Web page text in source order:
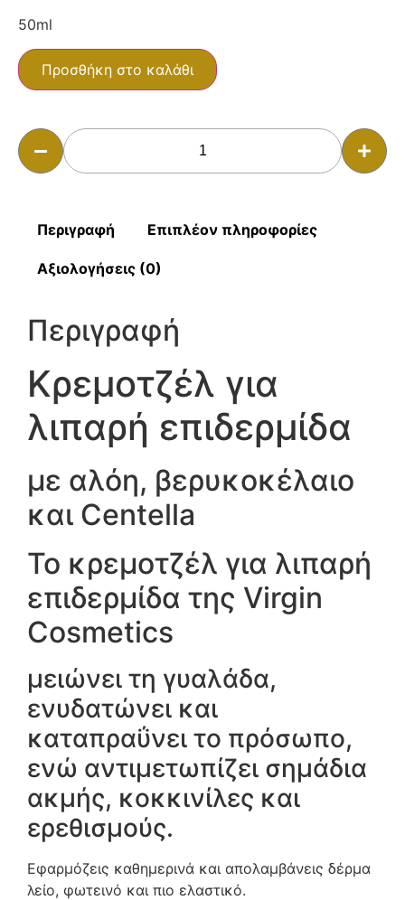
50ml
Προσθήκη στο καλάθι
Περιγραφή Επιπλέον πληροφορίες
Αξιολογήσεις (0)
Περιγραφή
Κρεμοτζέλ για
λιπαρή επιδερμίδα
με αλόη, βερυκοκέλαιο
και Centella
Το κρεμοτζέλ για λιπαρή
επιδερμίδα της Virgin
Cosmetics
μειώνει τη γυαλάδα,
ενυδατώνει και
καταπραΰνει το πρόσωπο,
ενώ αντιμετωπίζει σημάδια
ακμής, κοκκινίλες και
ερεθισμούς.
Εφαρμόζεις καθημερινά και απολαμβάνεις δέρμα
λείο, φωτεινό και πιο ελαστικό.